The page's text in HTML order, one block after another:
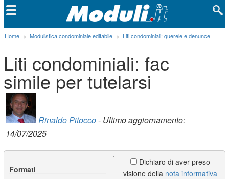
Home > Modulistica condominiale editabile > Liti condominiali: querele e denunce
Liti condominiali: fac
simile per tutelarsi
Rinaldo Pitocco- Ultimo aggiornamento:
14/07/2025
Formati
Dichiaro di aver preso
visione della nota informativa